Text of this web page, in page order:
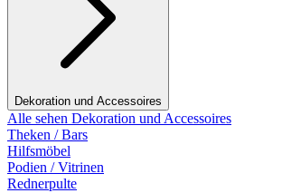
Dekoration und Accessoires
Alle sehen Dekoration und Accessoires
Theken / Bars
Hilfsmöbel
Podien / Vitrinen
Rednerpulte